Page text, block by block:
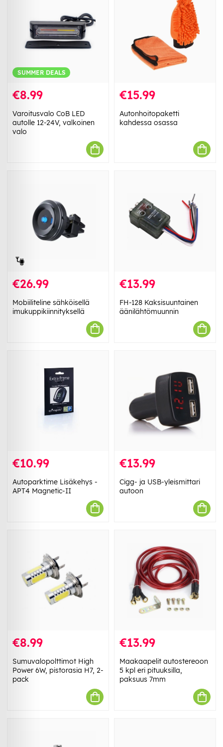
SUMMER DEALS
€8.99
Varoitusvalo CoB LED
autolle 12-24V, valkoinen
valo
€15.99
Autonhoitopaketti
kahdessa osassa
€26.99
Mobiiliteline sähköisellä
imukuppikiinnityksellä
€13.99
FH-128 Kaksisuuntainen
äänilähtömuunnin
€10.99
Autoparktime Lisäkehys -
APT4 Magnetic-II
€13.99
Cigg- ja USB-yleismittari
autoon
€8.99
Sumuvalopolttimot High
Power 6W, pistorasia H7, 2-
pack
€13.99
Maakaapelit autostereoon
5 kpl eri pituuksilla,
paksuus 7mm